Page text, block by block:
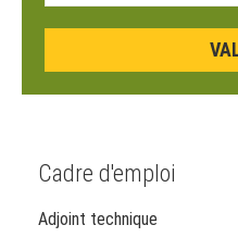
Cadre d'emploi
Adjoint technique